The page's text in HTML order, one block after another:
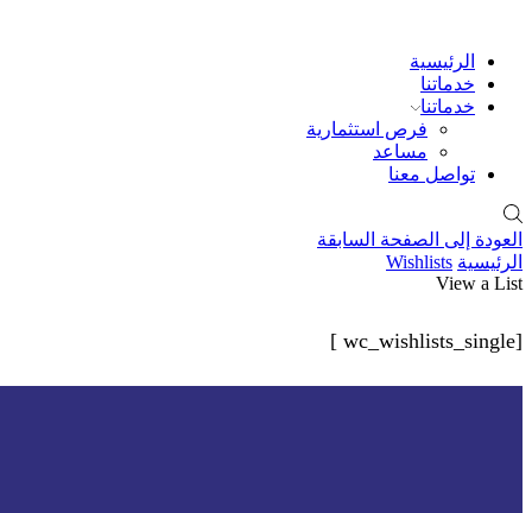
الرئيسية
خدماتنا
خدماتنا
فرص استثمارية
مساعد
تواصل معنا
العودة إلى الصفحة السابقة
الرئيسية Wishlists
View a List
[wc_wishlists_single ]